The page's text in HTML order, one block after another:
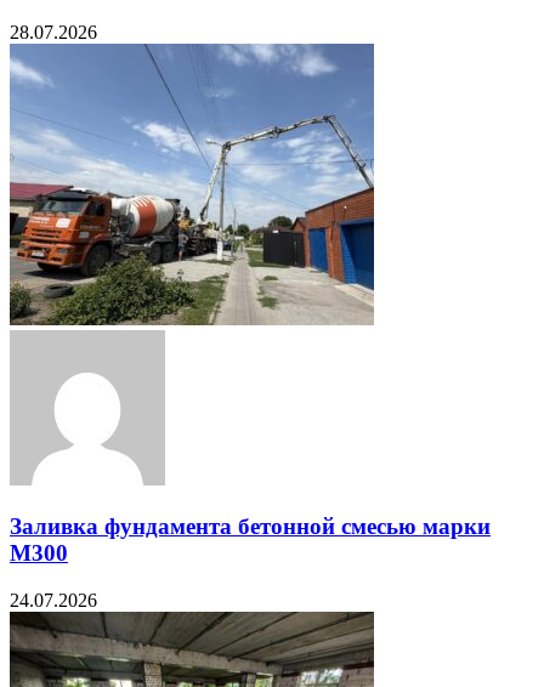
28.07.2026
Заливка фундамента бетонной смесью марки
М300
24.07.2026